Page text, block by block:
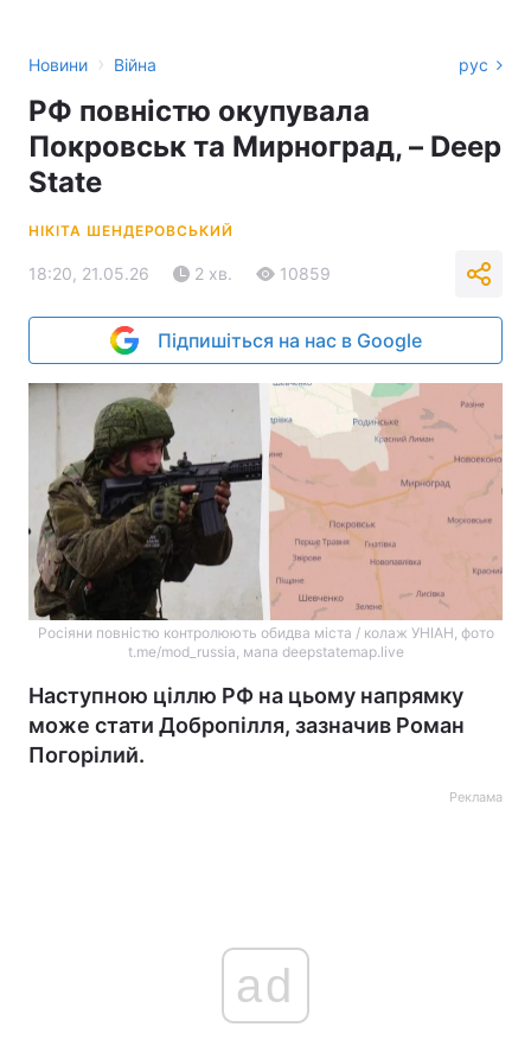
Новини › Війна рус
РФ повністю окупувала
Покровськ та Мирноград, – Deep
State
НІКІТА ШЕНДЕРОВСЬКИЙ
18:20, 21.05.26 2 хв. 10859
Підпишіться на нас в Google
Росіяни повністю контролюють обидва міста / колаж УНІАН, фото
t.me/mod_russia, мапа deepstatemap.live
Наступною ціллю РФ на цьому напрямку
може стати Добропілля, зазначив Роман
Погорілий.
Реклама
ad